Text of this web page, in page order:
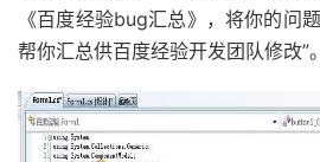
《百度经验bug汇总》，将你的问
帮你汇总供百度经验开发团队修改”。